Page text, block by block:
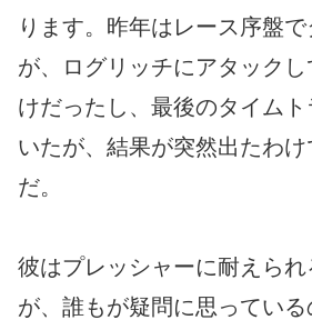
ります。昨年はレース序盤
が、ログリッチにアタック
けだったし、最後のタイム
いたが、結果が突然出たわ
だ。
彼はプレッシャーに耐えら
が、誰もが疑問に思ってい